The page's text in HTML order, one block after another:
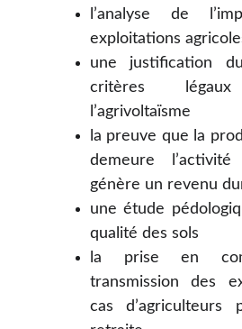
l’analyse de
exploitations
une justification
critères légaux
l’agrivoltaïsme
la preuve que la
demeure
génère un revenu
une étude
qualité des sols
la prise en
transmission des
cas d’agriculteurs